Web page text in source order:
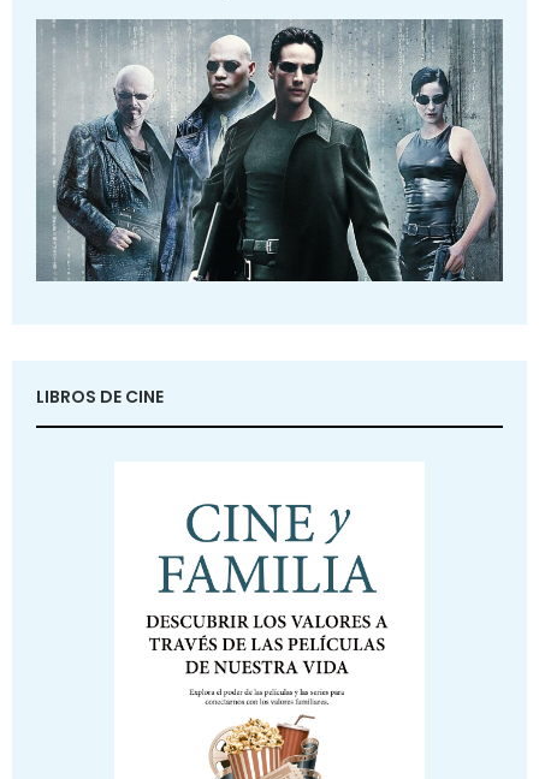
LIBROS DE CINE